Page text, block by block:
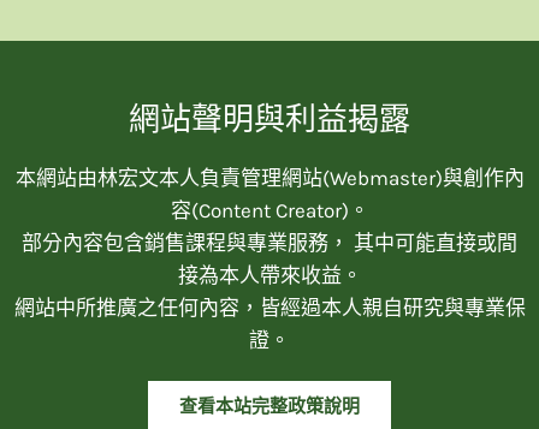
網站聲明與利益揭露
本網站由林宏文本人負責管理網站(Webmaster)與創作內
容(Content Creator)。
部分內容包含銷售課程與專業服務， 其中可能直接或間
接為本人帶來收益。
網站中所推廣之任何內容，皆經過本人親自研究與專業保
證。
查看本站完整政策說明